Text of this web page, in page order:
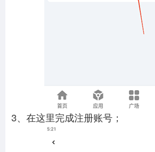
3、在这里完成注册账号；